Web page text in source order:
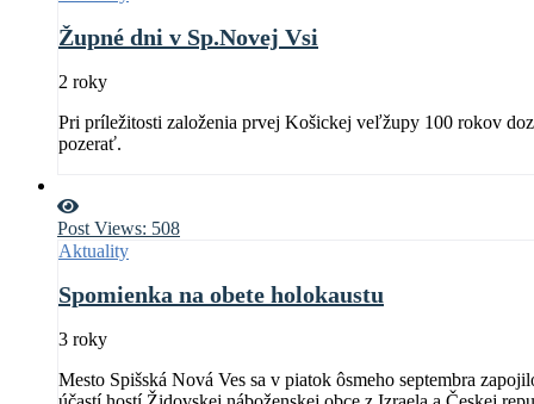
Župné dni v Sp.Novej Vsi
2 roky
Pri príležitosti založenia prvej Košickej veľžupy 100 rokov
pozerať.
Post Views: 508
Aktuality
Spomienka na obete holokaustu
3 roky
Mesto Spišská Nová Ves sa v piatok ôsmeho septembra